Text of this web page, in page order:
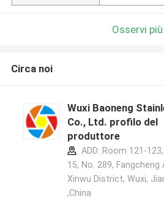
Osservi più
Circa noi
Wuxi Baoneng
Co., Ltd. profilo del
produttore
ADD: Room 121-
15, No. 289, Fangcheng
Xinwu District, Wuxi,
,China